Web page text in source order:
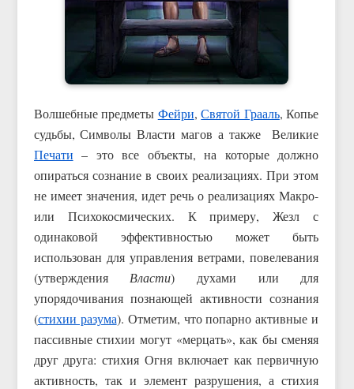
Волшебные предметы Фейри,Святой Грааль, Копье
судьбы, Символы Власти магов а также Великие
Печати – это все объекты, на которые должно
опираться сознание в своих реализациях. При этом
не имеет значения, идет речь о реализациях Макро-
или Психокосмических. К примеру, Жезл с
одинаковой эффективностью может быть
использован для управления ветрами, повелевания
(утверждения Власти) духами или для
упорядочивания познающей активности сознания
(стихии разума). Отметим, что попарно активные и
пассивные стихии могут «мерцать», как бы сменяя
друг друга: стихия Огня включает как первичную
активность, так и элемент разрушения, а стихия